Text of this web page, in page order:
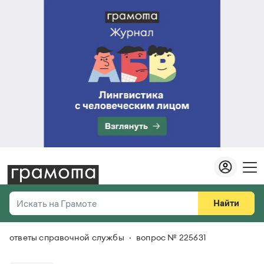
Искать на Грамоте
Справочная служба
Найти
Везде
ответы справочной службы вопрос № 225631